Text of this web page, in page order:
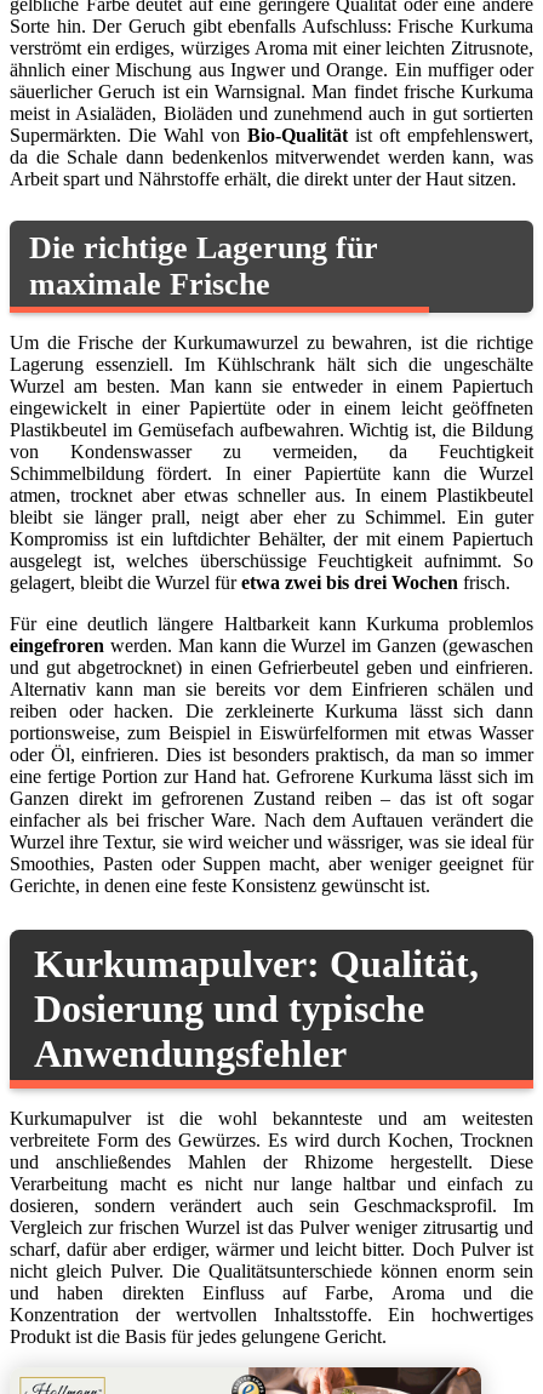
Sorte hin. Der Geruch gibt ebenfalls Aufschluss: Frische Kurkuma
verströmt ein erdiges, würziges Aroma mit einer leichten Zitrusnote,
ähnlich einer Mischung aus Ingwer und Orange. Ein muffiger oder
säuerlicher Geruch ist ein Warnsignal. Man findet frische Kurkuma
meist in Asialäden, Bioläden und zunehmend auch in gut sortierten
Supermärkten. Die Wahl von Bio-Qualität ist oft empfehlenswert,
da die Schale dann bedenkenlos mitverwendet werden kann, was
Arbeit spart und Nährstoffe erhält, die direkt unter der Haut sitzen.
Die richtige Lagerung für
maximale Frische
Um die Frische der Kurkumawurzel zu bewahren, ist die richtige
Lagerung essenziell. Im Kühlschrank hält sich die ungeschälte
Wurzel am besten. Man kann sie entweder in einem Papiertuch
eingewickelt in einer Papiertüte oder in einem leicht geöffneten
Plastikbeutel im Gemüsefach aufbewahren. Wichtig ist, die Bildung
von Kondenswasser zu vermeiden, da Feuchtigkeit
Schimmelbildung fördert. In einer Papiertüte kann die Wurzel
atmen, trocknet aber etwas schneller aus. In einem Plastikbeutel
bleibt sie länger prall, neigt aber eher zu Schimmel. Ein guter
Kompromiss ist ein luftdichter Behälter, der mit einem Papiertuch
ausgelegt ist, welches überschüssige Feuchtigkeit aufnimmt. So
gelagert, bleibt die Wurzel füretwa zwei bis drei Wochen frisch.
Für eine deutlich längere Haltbarkeit kann Kurkuma problemlos
eingefroren werden. Man kann die Wurzel im Ganzen (gewaschen
und gut abgetrocknet) in einen Gefrierbeutel geben und einfrieren.
Alternativ kann man sie bereits vor dem Einfrieren schälen und
reiben oder hacken. Die zerkleinerte Kurkuma lässt sich dann
portionsweise, zum Beispiel in Eiswürfelformen mit etwas Wasser
oder Öl, einfrieren. Dies ist besonders praktisch, da man so immer
eine fertige Portion zur Hand hat. Gefrorene Kurkuma lässt sich im
Ganzen direkt im gefrorenen Zustand reiben – das ist oft sogar
einfacher als bei frischer Ware. Nach dem Auftauen verändert die
Wurzel ihre Textur, sie wird weicher und wässriger, was sie ideal für
Smoothies, Pasten oder Suppen macht, aber weniger geeignet für
Gerichte, in denen eine feste Konsistenz gewünscht ist.
Kurkumapulver: Qualität,
Dosierung und typische
Anwendungsfehler
Kurkumapulver ist die wohl bekannteste und am weitesten
verbreitete Form des Gewürzes. Es wird durch Kochen, Trocknen
und anschließendes Mahlen der Rhizome hergestellt. Diese
Verarbeitung macht es nicht nur lange haltbar und einfach zu
dosieren, sondern verändert auch sein Geschmacksprofil. Im
Vergleich zur frischen Wurzel ist das Pulver weniger zitrusartig und
scharf, dafür aber erdiger, wärmer und leicht bitter. Doch Pulver ist
nicht gleich Pulver. Die Qualitätsunterschiede können enorm sein
und haben direkten Einfluss auf Farbe, Aroma und die
Konzentration der wertvollen Inhaltsstoffe. Ein hochwertiges
Produkt ist die Basis für jedes gelungene Gericht.